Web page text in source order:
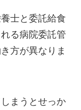
士と委託給食
る病院委託管
方が異なりま
まうとせっか